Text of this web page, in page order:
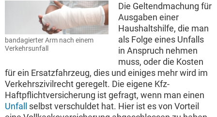
bandagierter Arm nach einem
Verkehrsunfall
Die Geltendmachung für
Ausgaben einer
Haushaltshilfe, die man
als Folge eines Unfalls
in Anspruch nehmen
muss, oder die Kosten
für ein Ersatzfahrzeug, dies und einiges mehr wird im
Verkehrszivilrecht geregelt. Die eigene Kfz-
Haftpflichtversicherung ist gefragt, wenn man einen
Unfall selbst verschuldet hat. Hier ist es von Vorteil